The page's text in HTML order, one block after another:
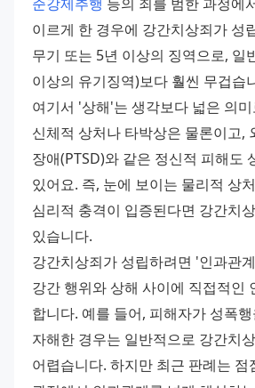
이르게 한 경우에 강간치상죄가 성
무기 또는 5년 이상의 징역으로, 일
이상의 유기징역)보다 훨씬 무겁습
여기서 '상해'는 생각보다 넓은 의
신체적 상처나 타박상은 물론이고,
장애(PTSD)와 같은 정신적 피해도
있어요. 즉, 눈에 보이는 물리적 상
심리적 충격이 입증된다면 강간치
있습니다.
강간치상죄가 성립하려면 '인과관
강간 행위와 상해 사이에 직접적인
합니다. 예를 들어, 피해자가 성폭
자해한 경우는 일반적으로 강간치
어렵습니다. 하지만 최근 판례는 점